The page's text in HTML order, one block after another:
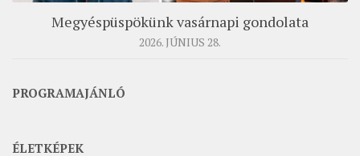
ARCHÍVUM
ARCHÍV ÉLETKÉPEK
ORGANIGRAMMA
Megyéspüspökünk vasárnapi gondolata
2026. JÚNIUS 28.
PROGRAMAJÁNLÓ
ÉLETKÉPEK